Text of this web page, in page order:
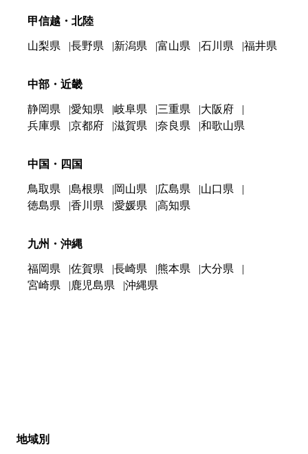
甲信越・北陸
山梨県 長野県 新潟県 富山県 石川県 福井県
中部・近畿
静岡県 愛知県 岐阜県 三重県
大阪府
兵庫県
京都府 滋賀県 奈良県 和歌山県
中国・四国
鳥取県 島根県 岡山県 広島県
山口県
徳島県
香川県 愛媛県 高知県
九州・沖縄
福岡県 佐賀県 長崎県 熊本県
大分県
宮崎県
鹿児島県 沖縄県
地域別